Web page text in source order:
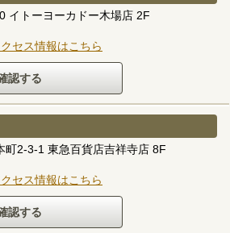
イトーヨーカドー木場店 2F
セス情報はこちら
町2-3-1 東急百貨店吉祥寺店 8F
セス情報はこちら